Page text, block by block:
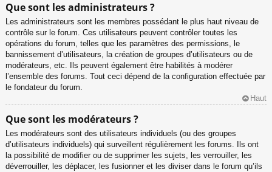
Que sont les administrateurs ?
Les administrateurs sont les membres possédant le plus haut niveau de
contrôle sur le forum. Ces utilisateurs peuvent contrôler toutes les
opérations du forum, telles que les paramètres des permissions, le
bannissement d’utilisateurs, la création de groupes d’utilisateurs ou de
modérateurs, etc. Ils peuvent également être habilités à modérer
l’ensemble des forums. Tout ceci dépend de la configuration effectuée par
le fondateur du forum.
Haut
Que sont les modérateurs ?
Les modérateurs sont des utilisateurs individuels (ou des groupes
d’utilisateurs individuels) qui surveillent régulièrement les forums. Ils ont
la possibilité de modifier ou de supprimer les sujets, les verrouiller, les
déverrouiller, les déplacer, les fusionner et les diviser dans le forum qu’ils